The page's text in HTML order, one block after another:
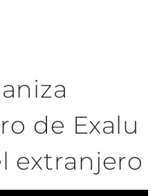
de Exalu
extranjero